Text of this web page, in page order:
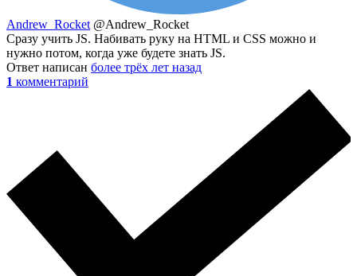
Andrew_Rocket @Andrew_Rocket
Сразу учить JS. Набивать руку на HTML и CSS можно и
нужно потом, когда уже будете знать JS.
Ответ написан более трёх лет назад
1 комментарий